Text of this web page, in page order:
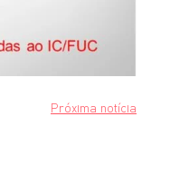
Próxima notícia